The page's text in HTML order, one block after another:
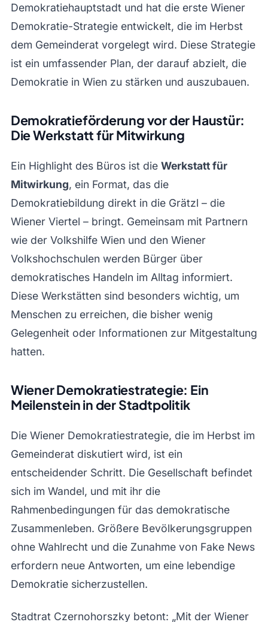
Demokratiehauptstadt und hat die erste Wiener
Demokratie-Strategie entwickelt, die im Herbst
dem Gemeinderat vorgelegt wird. Diese Strategie
ist ein umfassender Plan, der darauf abzielt, die
Demokratie in Wien zu stärken und auszubauen.
Demokratieförderung vor der Haustür:
Die Werkstatt für Mitwirkung
Ein Highlight des Büros ist die Werkstatt für
Mitwirkung, ein Format, das die
Demokratiebildung direkt in die Grätzl – die
Wiener Viertel – bringt. Gemeinsam mit Partnern
wie der Volkshilfe Wien und den Wiener
Volkshochschulen werden Bürger über
demokratisches Handeln im Alltag informiert.
Diese Werkstätten sind besonders wichtig, um
Menschen zu erreichen, die bisher wenig
Gelegenheit oder Informationen zur Mitgestaltung
hatten.
Wiener Demokratiestrategie: Ein
Meilenstein in der Stadtpolitik
Die Wiener Demokratiestrategie, die im Herbst im
Gemeinderat diskutiert wird, ist ein
entscheidender Schritt. Die Gesellschaft befindet
sich im Wandel, und mit ihr die
Rahmenbedingungen für das demokratische
Zusammenleben. Größere Bevölkerungsgruppen
ohne Wahlrecht und die Zunahme von Fake News
erfordern neue Antworten, um eine lebendige
Demokratie sicherzustellen.
Stadtrat Czernohorszky betont: „Mit der Wiener